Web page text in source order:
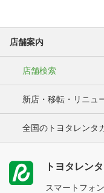
店舗案内
店舗検索
新店・移転・リニュ
全国のトヨタレンタ
トヨタレン
スマートフォ